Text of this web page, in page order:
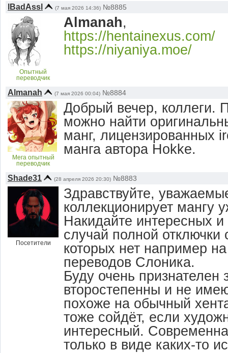
lBadAssl (7 мая 2026 14:36) №8885
Опытный
переводчик
Almanah,
https://hentainexus.com/
https://niyaniya.moe/
Almanah (7 мая 2026 00:04) №8884
Мега опытный
переводчик
Добрый вечер, коллеги.
можно найти
манг, лицензированных
манга автора Hokke.
Shade31 (28 апреля 2026 20:30) №8883
Посетители
Здравствуйте,
коллекционирует мангу
Накидайте интересных
случай полной
которых нет например
переводов Слоника.
Буду очень
второстепенны и не
похоже на обычный
тоже сойдёт, если
интересный.
только в виде каких-то